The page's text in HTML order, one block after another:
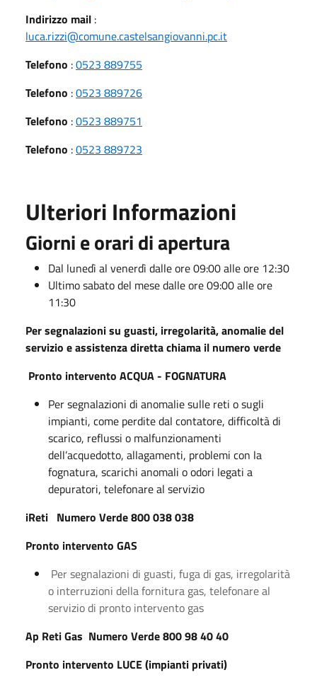
Indirizzo mail :
luca.rizzi@comune.castelsangiovanni.pc.it
Telefono :0523 889755
Telefono :0523 889726
Telefono :0523 889751
Telefono :0523 889723
Ulteriori Informazioni
Giorni e orari di apertura
Dal lunedì al venerdì dalle ore 09:00 alle ore 12:30
Ultimo sabato del mese dalle ore 09:00 alle ore
11:30
Per segnalazioni su guasti, irregolarità, anomalie del
servizio e assistenza diretta chiama il numero verde
Pronto intervento ACQUA - FOGNATURA
Per segnalazioni di anomalie sulle reti o sugli
impianti, come perdite dal contatore, difficoltà di
scarico, reflussi o malfunzionamenti
dell’acquedotto, allagamenti, problemi con la
fognatura, scarichi anomali o odori legati a
depuratori, telefonare al servizio
iReti Numero Verde 800 038 038
Pronto intervento GAS
Per segnalazioni di guasti, fuga di gas, irregolarità
o interruzioni della fornitura gas, telefonare al
servizio di pronto intervento gas
Ap Reti Gas Numero Verde 800 98 40 40
Pronto intervento LUCE (impianti privati)